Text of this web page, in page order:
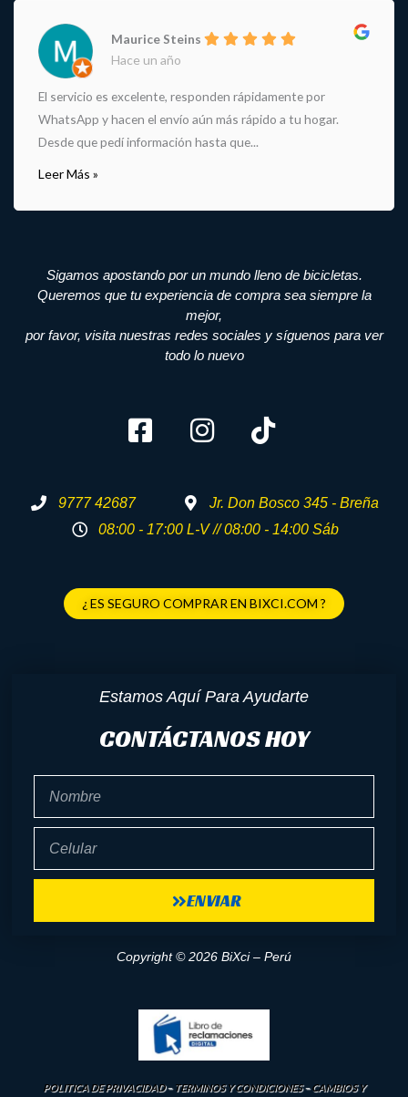
Maurice Steins
Hace un año
El servicio es excelente, responden rápidamente por
WhatsApp y hacen el envío aún más rápido a tu hogar.
Desde que pedí información hasta que...
Leer Más »
Sigamos apostando por un mundo lleno de bicicletas.
Queremos que tu experiencia de compra sea siempre la
mejor,
por favor, visita nuestras redes sociales y síguenos para ver
todo lo nuevo
9777 42687
Jr. Don Bosco 345 - Breña
08:00 - 17:00 L-V // 08:00 - 14:00 Sáb
¿ ES SEGURO COMPRAR EN BIXCI.COM ?
Estamos Aquí Para Ayudarte
CONTÁCTANOS HOY
ENVIAR
Copyright © 2026 BiXci – Perú
POLITICA DE PRIVACIDAD–TERMINOS Y CONDICIONES–CAMBIOS Y